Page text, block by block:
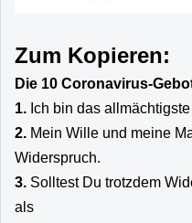
Zum Kopieren:
Die 10 Coronavirus-
1. Ich bin das
2. Mein Wille und meine
Widerspruch.
3. Solltest Du trotzdem
als